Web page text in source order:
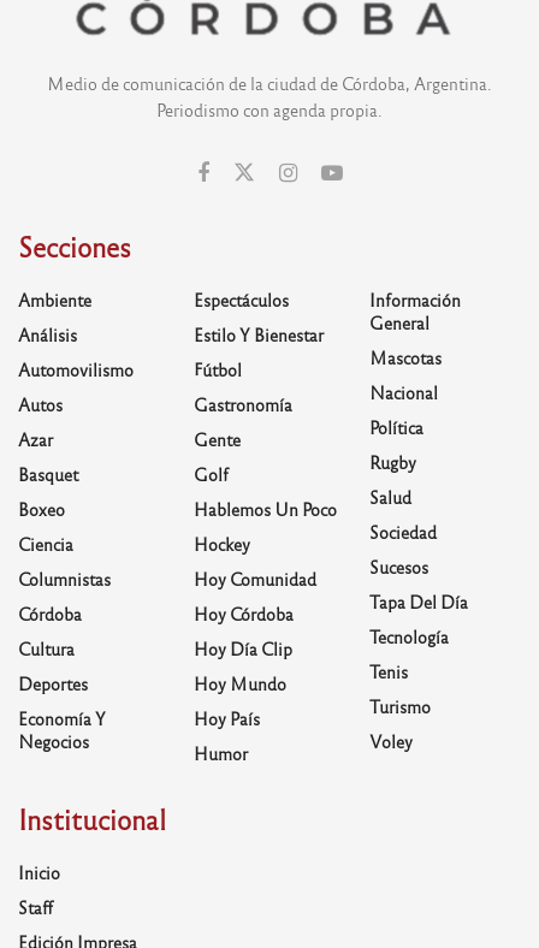
Medio de comunicación de la ciudad de Córdoba, Argentina.
Periodismo con agenda propia.
Secciones
Ambiente
Análisis
Automovilismo
Autos
Azar
Basquet
Boxeo
Ciencia
Columnistas
Córdoba
Cultura
Deportes
Economía Y
Negocios
Espectáculos
Estilo Y Bienestar
Fútbol
Gastronomía
Gente
Golf
Hablemos Un Poco
Hockey
Hoy Comunidad
Hoy Córdoba
Hoy Día Clip
Hoy Mundo
Hoy País
Humor
Información
General
Mascotas
Nacional
Política
Rugby
Salud
Sociedad
Sucesos
Tapa Del Día
Tecnología
Tenis
Turismo
Voley
Institucional
Inicio
Staff
Edición Impresa